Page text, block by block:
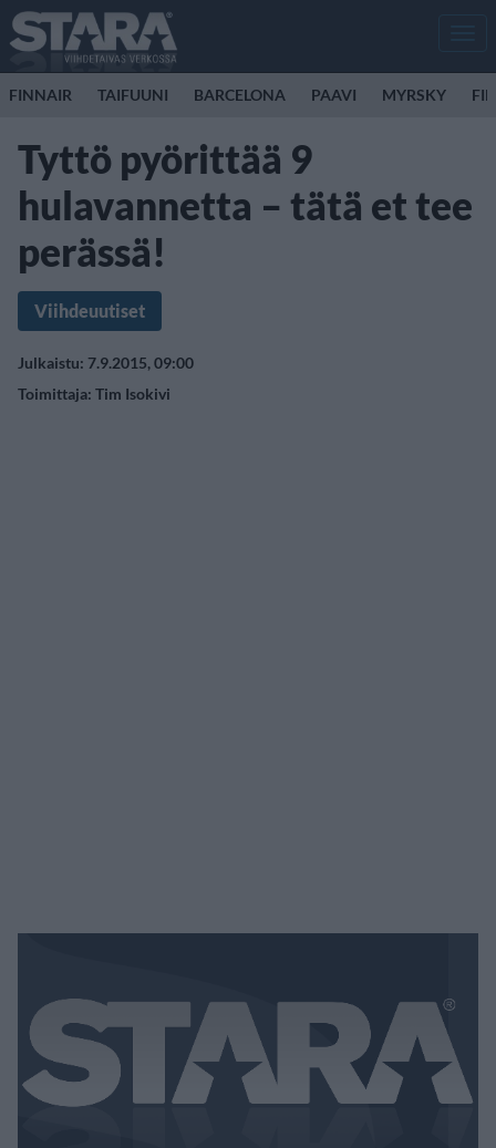
FINNAIR TAIFUUNI BARCELONA PAAVI MYRSKY
Tyttö pyörittää 9
hulavannetta – tätä et tee
perässä!
Viihdeuutiset
Julkaistu: 7.9.2015, 09:00
Toimittaja: Tim Isokivi